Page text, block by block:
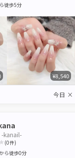
5徒歩5分
¥8,540
今日 ×
kanail-
(0件)
から徒歩0分